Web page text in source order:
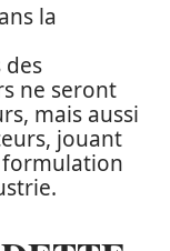
la
des
ne seront
mais aussi
jouant